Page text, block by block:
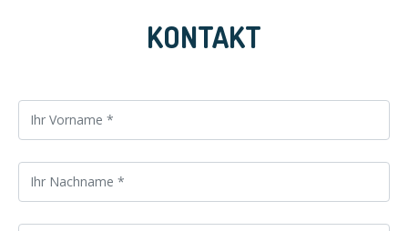
KONTAKT